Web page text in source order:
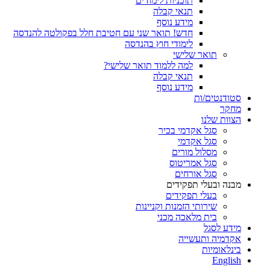
תנאי קבלה
מידע נוסף
חדש! תואר שני עם חטיבת חלל בפקולטה להנדסה
לימודי חוץ בהנדסה
תואר שלישי
למה ללמוד תואר שלישי?
תנאי קבלה
מידע נוסף
סטודנטים/ות
מחקר
הצוות שלנו
סגל אקדמי בכיר
סגל אקדמי
מסלול מורים
סגל אמריטוס
סגל אורחים
מבנה ובעלי תפקידים
בעלי תפקידים
שירותי הזמנות וקניינות
בית מלאכה מכני
מידע לסגל
אקדמיה ותעשייה
בינלאומיות
English